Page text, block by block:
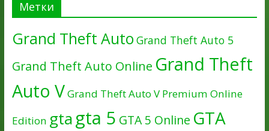
Метки
Grand Theft Auto Grand Theft Auto 5
Grand Theft Auto Online Grand Theft
Auto VGrand Theft Auto V Premium Online
Edition gtagta 5 GTA 5 Online GTA